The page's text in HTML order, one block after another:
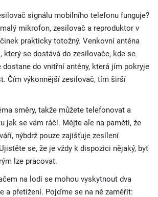
signálu mobilního telefonu funguje?
mikrofon, zesilovač a reproduktor v
prakticky totožný. Venkovní anténa
který se dostává do zesilovače, kde se
dostane do vnitřní antény, která jím pokryje
Čím výkonnější zesilovač, tím širší
směry, takže můžete telefonovat a
jak se vám ráčí. Mějte ale na paměti, že
nýbdrž pouze zajišťuje zesílení
se, že je vždy k dispozici nějaký, byť
lze pracovat.
na lodi se mohou vyskytnout dva
a přetížení. Pojďme se na ně zaměřit: